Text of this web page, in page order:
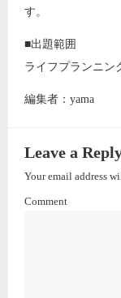
す。
■出題範囲
ライフプランニン
編集者：yama
Leave a
Your email address
Comment